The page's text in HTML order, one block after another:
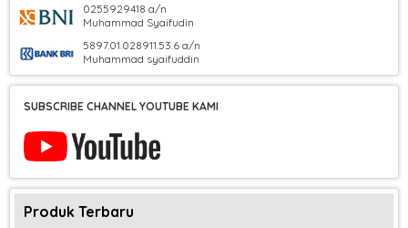
0255929418 a/n
Muhammad Syaifudin
5897.01.028911.53.6 a/n
Muhammad syaifuddin
SUBSCRIBE CHANNEL YOUTUBE KAMI
Produk Terbaru